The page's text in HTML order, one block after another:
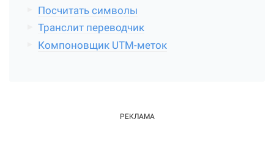
Посчитать символы
Транслит переводчик
Компоновщик UTM-меток